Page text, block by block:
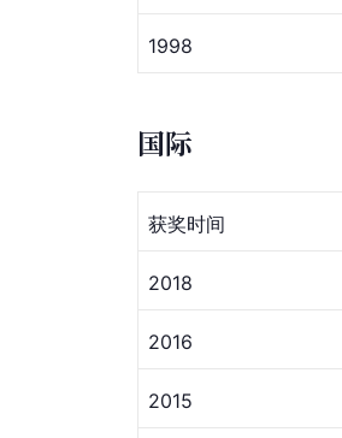
1998
国际
获奖时间
2018
2016
2015